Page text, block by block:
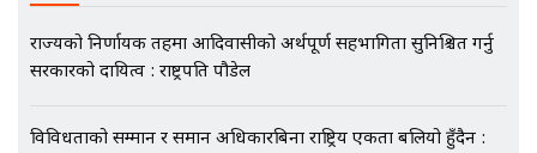
भिजिट भिसामा गृह मन्त्रालयकै सेटिङः१
अर्ब बढी घुस!|| SIDHAKURA ||
राज्यको निर्णायक तहमा आदिवासीको अर्थपूर्ण सहभागिता सुनिश्चित गर्नु
सरकारको दायित्व : राष्ट्रपति पौडेल
विविधताको सम्मान र समान अधिकारबिना राष्ट्रिय एकता बलियो हुँदैन :